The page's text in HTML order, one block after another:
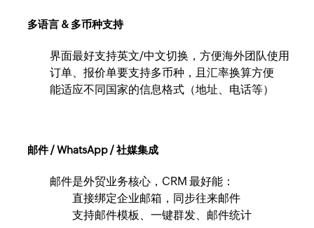
多语言 & 多币种支持
界面最好支持英文/中文切换，方便海外团队使用
订单、报价单要支持多币种，且汇率换算方便
能适应不同国家的信息格式（地址、电话等）
邮件 / WhatsApp / 社媒集成
邮件是外贸业务核心，CRM 最好能：
直接绑定企业邮箱，同步往来邮件
支持邮件模板、一键群发、邮件统计